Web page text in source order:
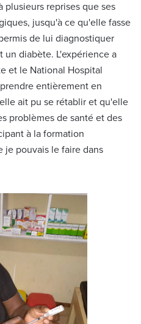
reprises que ses
jusqu'à ce qu'elle fasse
de lui diagnostiquer
diabète. L'expérience a
et le National Hospital
entièrement en
ait pu se rétablir et qu'elle
problèmes de santé et des
à la formation
je pouvais le faire dans